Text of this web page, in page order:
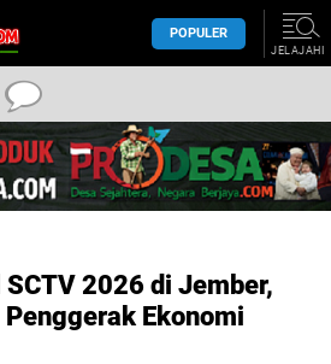
POPULER
JELAJAHI
2026 di Jember,
Ekonomi